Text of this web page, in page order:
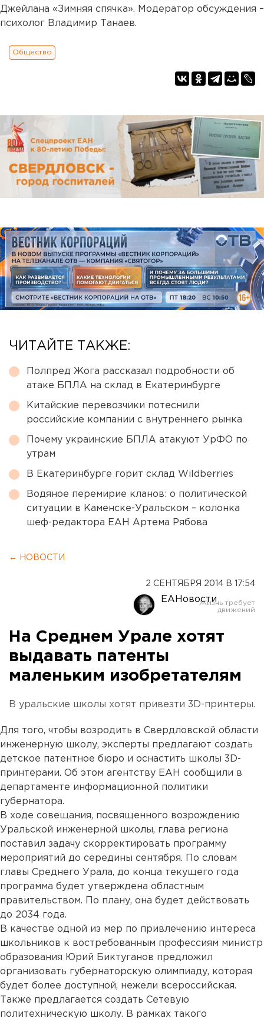
Джейлана «Зимняя спячка». Модератор обсуждения –
психолог Владимир Танаев.
Общество
ЧИТАЙТЕ ТАКЖЕ:
Полпред Жога рассказал подробности об
атаке БПЛА на склад в Екатеринбурге
Китайские перевозчики потеснили
российские компании с внутреннего рынка
Почему украинские БПЛА атакуют УрФО по
утрам
В Екатеринбурге горит склад Wildberries
Водяное перемирие кланов: о политической
ситуации в Каменске-Уральском – колонка
шеф-редактора ЕАН Артема Рябова
← НОВОСТИ
2 СЕНТЯБРЯ 2014 В 17:54
ЕАНовости
На Среднем Урале хотят
выдавать патенты
маленьким изобретателям
В уральские школы хотят привезти 3D-принтеры.
Для того, чтобы возродить в Свердловской области
инженерную школу, эксперты предлагают создать
детское патентное бюро и оснастить школы 3D-
принтерами. Об этом агентству ЕАН сообщили в
департаменте информационной политики
губернатора.
В ходе совещания, посвященного возрождению
Уральской инженерной школы, глава региона
поставил задачу скорректировать программу
мероприятий до середины сентября. По словам
главы Среднего Урала, до конца текущего года
программа будет утверждена областным
правительством. По плану, она будет действовать
до 2034 года.
В качестве одной из мер по привлечению интереса
школьников к востребованным профессиям министр
образования Юрий Биктуганов предложил
организовать губернаторскую олимпиаду, которая
будет более доступной, нежели всероссийская.
Также предлагается создать Сетевую
политехническую школу. В рамках такого